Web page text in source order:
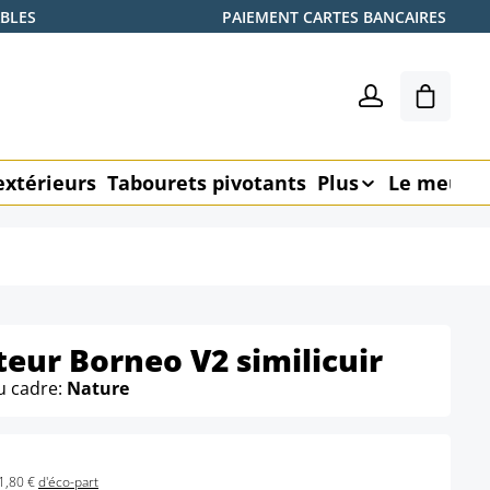
PAIEMENT CARTES BANCAIRES
Le
Tabourets pivotants Plus Le
Borneo V2 similicuir
cadre: Nature
€d'éco-part